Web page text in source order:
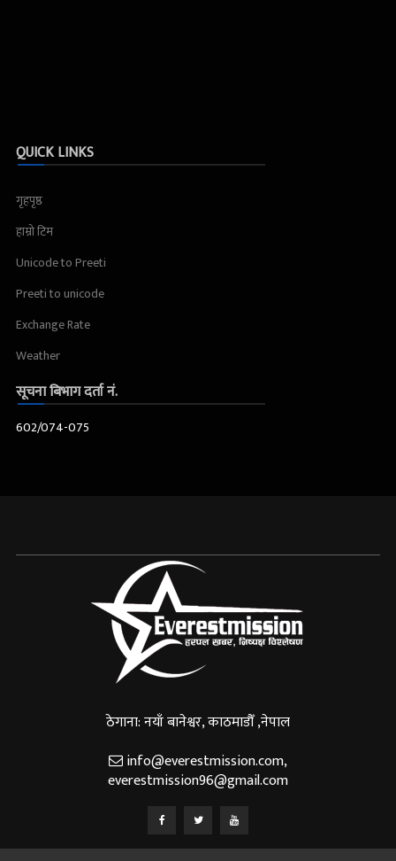
QUICK LINKS
गृहपृष्ठ
हाम्रो टिम
Unicode to Preeti
Preeti to unicode
Exchange Rate
Weather
सूचना बिभाग दर्ता नं.
602/074-075
ठेगाना: नयाँ बानेश्वर, काठमाडौँ ,नेपाल
info@everestmission.com,
everestmission96@gmail.com